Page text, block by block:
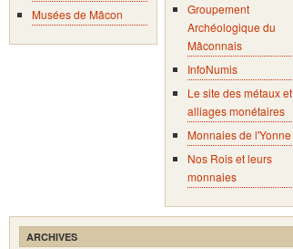
Musées de Mâcon
Groupement
Archéologique du
Mâconnais
InfoNumis
Le site des métaux et
alliages monétaires
Monnaies de l'Yonne
Nos Rois et leurs
monnaies
ARCHIVES